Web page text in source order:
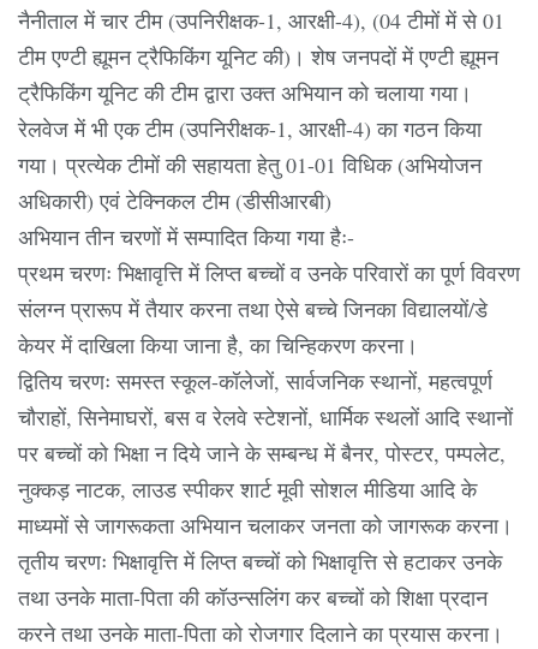
नैनीताल में चार टीम (उपनिरीक्षक-1, आरक्षी-4), (04 टीमों में से 01
टीम एण्टी ह्यूमन ट्रैफिकिंग यूनिट की)। शेष जनपदों में एण्टी ह्यूमन
ट्रैफिकिंग यूनिट की टीम द्वारा उक्त अभियान को चलाया गया।
रेलवेज में भी एक टीम (उपनिरीक्षक-1, आरक्षी-4) का गठन किया
गया। प्रत्येक टीमों की सहायता हेतु 01-01 विधिक (अभियोजन
अधिकारी) एवं टेक्निकल टीम (डीसीआरबी)
अभियान तीन चरणों में सम्पादित किया गया हैः-
प्रथम चरणः भिक्षावृत्ति में लिप्त बच्चों व उनके परिवारों का पूर्ण विवरण
संलग्न प्रारूप में तैयार करना तथा ऐसे बच्चे जिनका विद्यालयों/डे
केयर में दाखिला किया जाना है, का चिन्हिकरण करना।
द्वितिय चरणः समस्त स्कूल-कॉलेजों, सार्वजनिक स्थानों, महत्वपूर्ण
चौराहों, सिनेमाघरों, बस व रेलवे स्टेशनों, धार्मिक स्थलों आदि स्थानों
पर बच्चों को भिक्षा न दिये जाने के सम्बन्ध में बैनर, पोस्टर, पम्पलेट,
नुक्कड़ नाटक, लाउड स्पीकर शार्ट मूवी सोशल मीडिया आदि के
माध्यमों से जागरूकता अभियान चलाकर जनता को जागरूक करना।
तृतीय चरणः भिक्षावृत्ति में लिप्त बच्चों को भिक्षावृत्ति से हटाकर उनके
तथा उनके माता-पिता की कॉउन्सलिंग कर बच्चों को शिक्षा प्रदान
करने तथा उनके माता-पिता को रोजगार दिलाने का प्रयास करना।